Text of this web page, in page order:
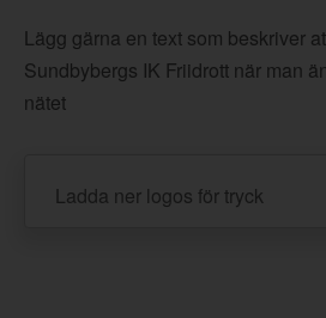
Lägg gärna en text som beskriver
Sundbybergs IK Friidrott när man
nätet
Ladda ner logos för tryck